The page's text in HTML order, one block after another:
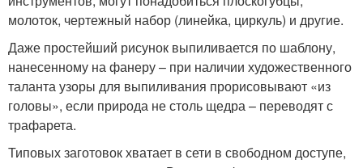
молоток, чертежный набор (линейка, циркуль) и другие.
Даже простейший рисунок выпиливается по шаблону,
нанесенному на фанеру – при наличии художественного
таланта узоры для выпиливания прорисовывают «из
головы», если природа не столь щедра – переводят с
трафарета.
Типовых заготовок хватает в сети в свободном доступе,